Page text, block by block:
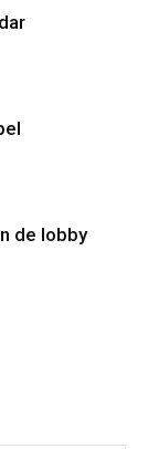
de lobby